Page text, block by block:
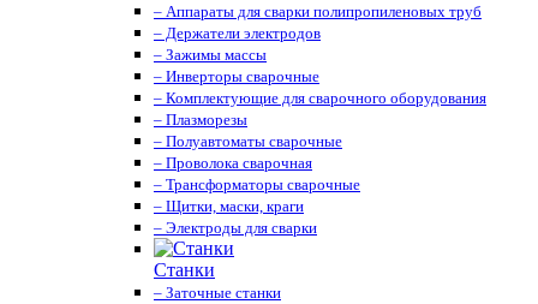
– Аппараты для сварки полипропиленовых труб
– Держатели электродов
– Зажимы массы
– Инверторы сварочные
– Комплектующие для сварочного оборудования
– Плазморезы
– Полуавтоматы сварочные
– Проволока сварочная
– Трансформаторы сварочные
– Щитки, маски, краги
– Электроды для сварки
Станки
– Заточные станки